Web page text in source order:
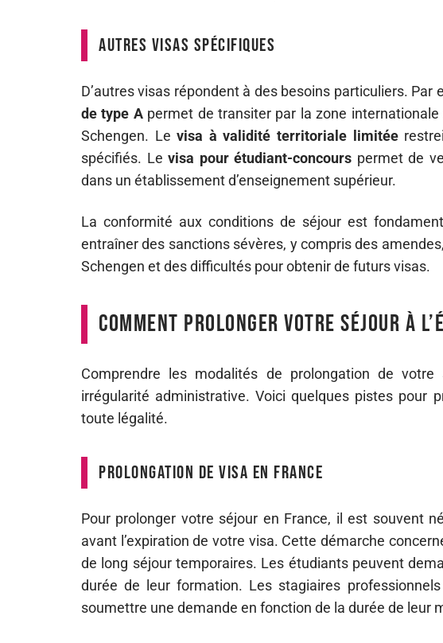
Autres visas spécifiques
D’autres visas répondent à des besoins particuliers. Par
de type Apermet de transiter par la zone internationale
Schengen. Levisa à validité territoriale limitée
spécifiés. Levisa pour étudiant-concours permet de
dans un établissement d’enseignement supérieur.
La conformité aux conditions de séjour est
entraîner des sanctions sévères, y compris des
Schengen et des difficultés pour obtenir de futurs visas.
Comment prolonger votre séjour à
Comprendre les modalités de prolongation de
irrégularité administrative. Voici quelques pistes pour
toute légalité.
Prolongation de visa en France
Pour prolonger votre séjour en France, il est souvent
avant l’expiration de votre visa. Cette démarche
de long séjour temporaires. Les étudiants peuvent
durée de leur formation. Les stagiaires
soumettre une demande en fonction de la durée de leur